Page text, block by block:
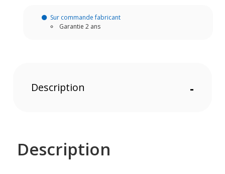
Sur commande fabricant
Garantie 2 ans
Description -
Description